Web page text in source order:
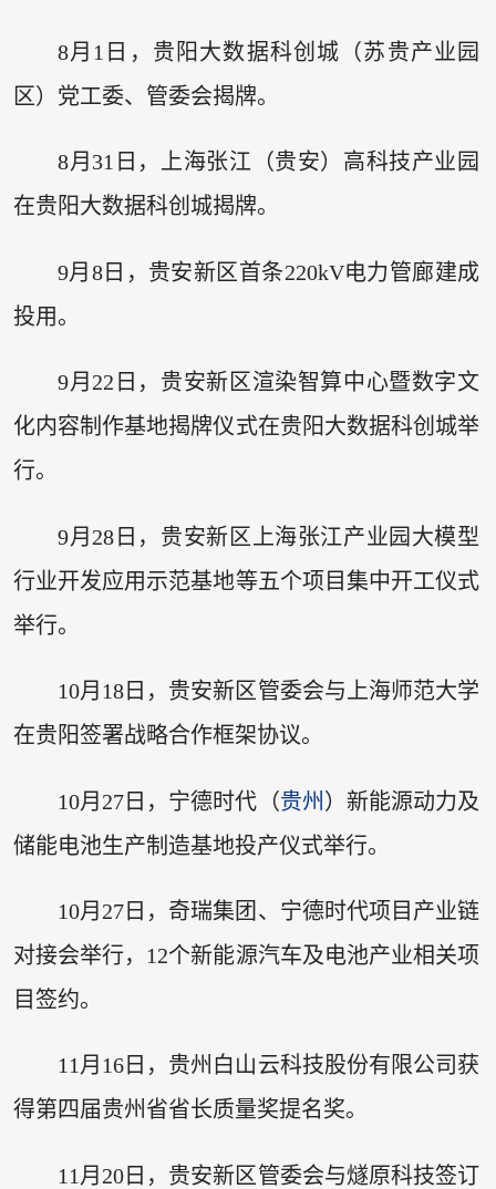
8月1日，贵阳大数据科创城（苏贵产业园
区）党工委、管委会揭牌。
8月31日，上海张江（贵安）高科技产业园
在贵阳大数据科创城揭牌。
9月8日，贵安新区首条220kV电力管廊建成
投用。
9月22日，贵安新区渲染智算中心暨数字文
化内容制作基地揭牌仪式在贵阳大数据科创城举
行。
9月28日，贵安新区上海张江产业园大模型
行业开发应用示范基地等五个项目集中开工仪式
举行。
10月18日，贵安新区管委会与上海师范大学
在贵阳签署战略合作框架协议。
10月27日，宁德时代（贵州 ）新能源动力及
储能电池生产制造基地投产仪式举行。
10月27日，奇瑞集团、宁德时代项目产业链
对接会举行，12个新能源汽车及电池产业相关项
目签约。
11月16日，贵州白山云科技股份有限公司获
得第四届贵州省省长质量奖提名奖。
11月20日，贵安新区管委会与燧原科技签订